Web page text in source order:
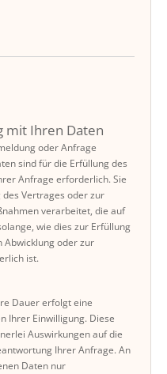
mit Ihren Daten
oder Anfrage
sind für die Erfüllung des
Anfrage erforderlich. Sie
Vertrages oder zur
verarbeitet, die auf
wie dies zur Erfüllung
Abwicklung oder zur
ist.
Dauer erfolgt eine
Ihrer Einwilligung. Diese
Auswirkungen auf die
Ihrer Anfrage. An
Daten nur